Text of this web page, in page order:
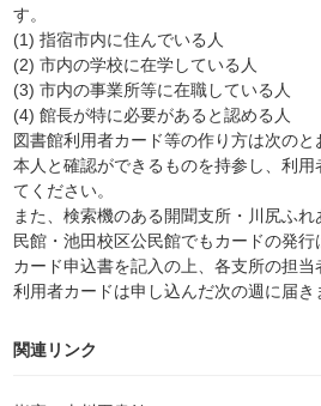
す。
(1) 指宿市内に住んでいる人
(2) 市内の学校に在学している人
(3) 市内の事業所等に在職している人
(4) 館長が特に必要があると認める人
図書館利用者カード等の作り方は次のと
本人と確認ができるものを持参し、利
てください。
また、検索機のある開聞支所・川尻ふ
民館・池田校区公民館でもカードの発
カード申込書を記入の上、各支所の担
利用者カードは申し込んだ次の週に届き
関連リンク